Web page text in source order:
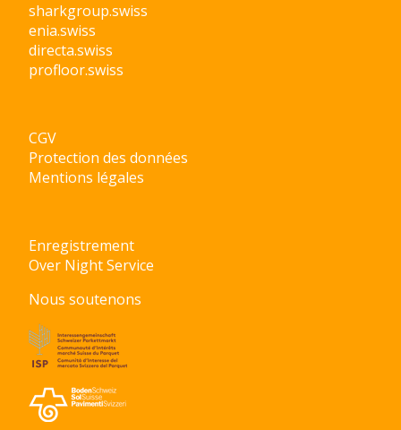
sharkgroup.swiss
enia.swiss
directa.swiss
profloor.swiss
CGV
Protection des données
Mentions légales
Enregistrement
Over Night Service
Nous soutenons